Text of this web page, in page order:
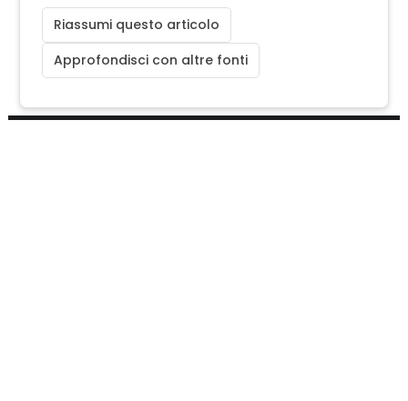
Riassumi questo articolo
Approfondisci con altre fonti